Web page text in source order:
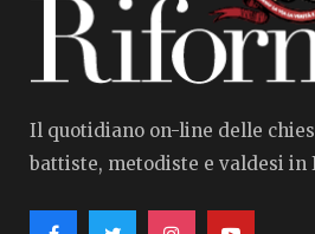
Il quotidiano on-line delle
battiste, metodiste e valdesi in